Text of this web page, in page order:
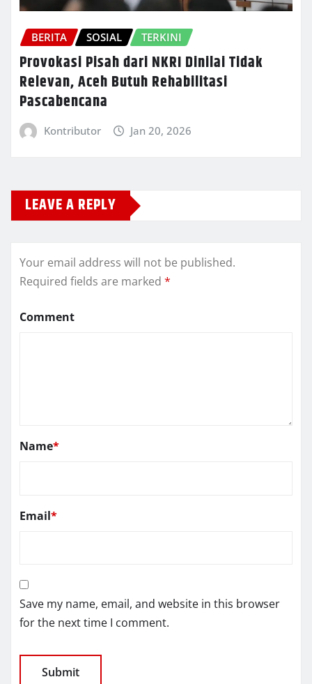
BERITA SOSIAL TERKINI
Provokasi Pisah dari NKRI Dinilai Tidak
Relevan, Aceh Butuh Rehabilitasi
Pascabencana
Kontributor Jan 20, 2026
LEAVE A REPLY
Your email address will not be published.
Required fields are marked *
Comment
Name*
Email*
Save my name, email, and website in this browser
for the next time I comment.